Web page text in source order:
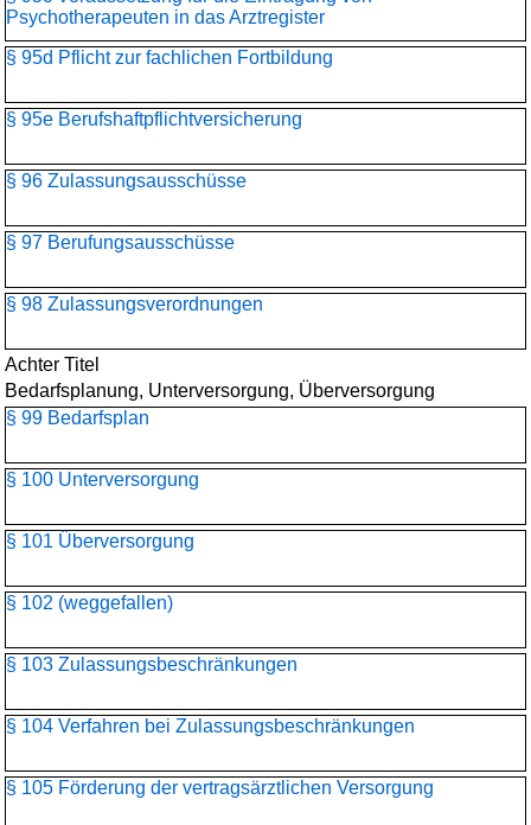
Psychotherapeuten in das Arztregister
§ 95d Pflicht zur fachlichen Fortbildung
§ 95e Berufshaftpflichtversicherung
§ 96 Zulassungsausschüsse
§ 97 Berufungsausschüsse
§ 98 Zulassungsverordnungen
Achter Titel
Bedarfsplanung, Unterversorgung, Überversorgung
§ 99 Bedarfsplan
§ 100 Unterversorgung
§ 101 Überversorgung
§ 102 (weggefallen)
§ 103 Zulassungsbeschränkungen
§ 104 Verfahren bei Zulassungsbeschränkungen
§ 105 Förderung der vertragsärztlichen Versorgung